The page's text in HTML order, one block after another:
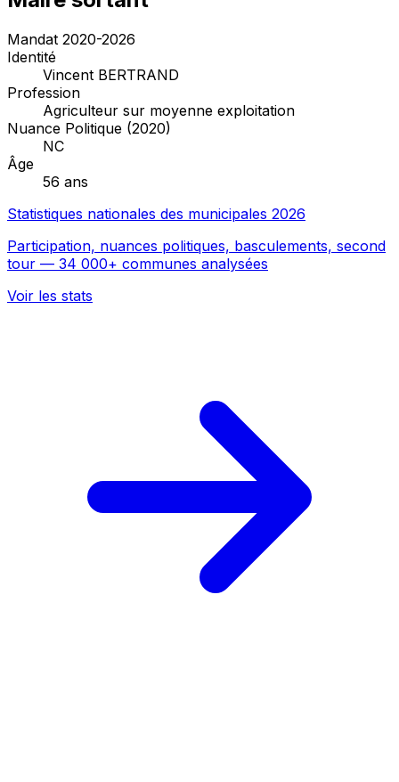
Mandat 2020-2026
Identité
Vincent BERTRAND
Profession
Agriculteur sur moyenne exploitation
Nuance Politique (2020)
NC
Âge
56 ans
Statistiques nationales des municipales 2026
Participation, nuances politiques, basculements, second
tour — 34 000+ communes analysées
Voir les stats